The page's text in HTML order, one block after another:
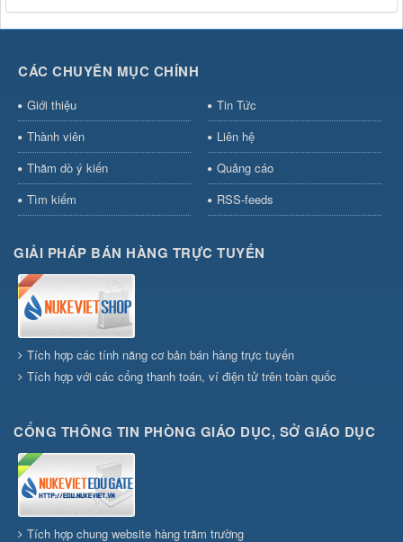
CÁC CHUYÊN MỤC CHÍNH
Giới thiệu
Tin Tức
Thành viên
Liên hệ
Thăm dò ý kiến
Quảng cáo
Tìm kiếm
RSS-feeds
GIẢI PHÁP BÁN HÀNG TRỰC TUYẾN
Tích hợp các tính năng cơ bản bán hàng trực tuyến
Tích hợp với các cổng thanh toán, ví điện tử trên toàn quốc
CỔNG THÔNG TIN PHÒNG GIÁO DỤC, SỞ GIÁO DỤC
Tích hợp chung website hàng trăm trường